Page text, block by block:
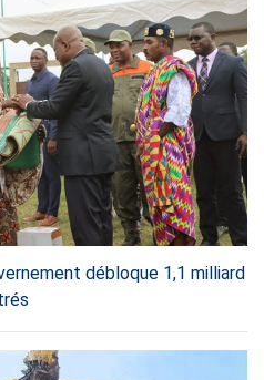
débloque 1,1 milliard